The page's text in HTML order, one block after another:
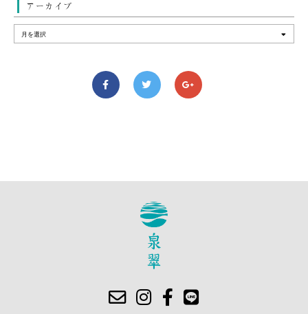
アーカイブ